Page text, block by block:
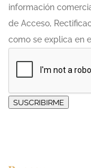
información
de Acceso,
como se explica en
SUSCRIBIRME